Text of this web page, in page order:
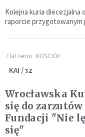
Kolejna kuria diecezjalna
raporcie przygotowanym
7 lat temu KOŚCIÓŁ
KAI / sz
Wrocławska
się do
Fundacji "Nie
się"